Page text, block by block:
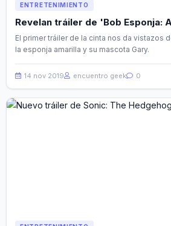
ENTRETENIMIENTO
Revelan tráiler de 'Bob Esponja:
El primer tráiler de la cinta nos da vistazos
la esponja amarilla y su mascota Gary.
14 nov 2019 encuentro geek 0